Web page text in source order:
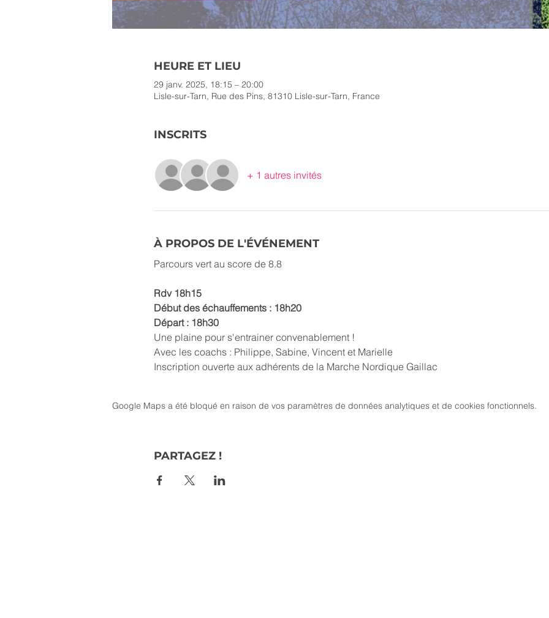
HEURE ET LIEU
29 janv. 2025, 18:15 – 20:00
Lisle-sur-Tarn, Rue des Pins, 81310 Lisle-sur-Tarn, France
INSCRITS
+ 1 autres invités
À PROPOS DE L'ÉVÉNEMENT
Parcours vert au score de 8.8
Rdv 18h15
Début des échauffements : 18h20
Départ : 18h30
Une plaine pour s'entrainer convenablement !
Avec les coachs : Philippe, Sabine, Vincent et Marielle
Inscription ouverte aux adhérents de la Marche Nordique Gaillac
Google Maps a été bloqué en raison de vos paramètres de données analytiques et de cookies fonctionnels.
PARTAGEZ !